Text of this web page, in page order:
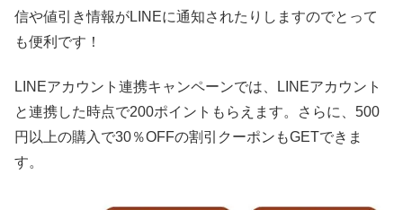
信や値引き情報がLINEに通知されたりしますのでとって
も便利です！
LINEアカウント連携キャンペーンでは、LINEアカウント
と連携した時点で200ポイントもらえます。さらに、500
円以上の購入で30％OFFの割引クーポンもGETできま
す。